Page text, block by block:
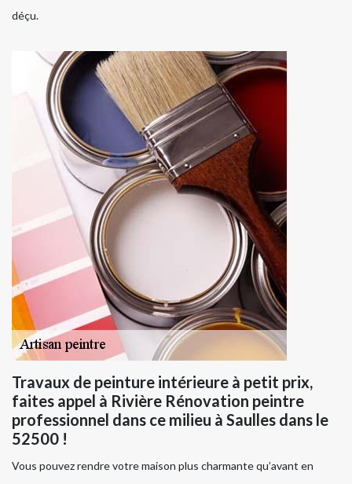
déçu.
Travaux de peinture intérieure à petit prix,
faites appel à Rivière Rénovation peintre
professionnel dans ce milieu à Saulles dans le
52500 !
Vous pouvez rendre votre maison plus charmante qu’avant en